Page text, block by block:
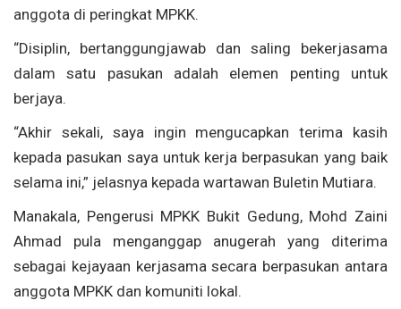
anggota di peringkat MPKK.
“Disiplin, bertanggungjawab dan saling bekerjasama
dalam satu pasukan adalah elemen penting untuk
berjaya.
“Akhir sekali, saya ingin mengucapkan terima kasih
kepada pasukan saya untuk kerja berpasukan yang baik
selama ini,” jelasnya kepada wartawan Buletin Mutiara.
Manakala, Pengerusi MPKK Bukit Gedung, Mohd Zaini
Ahmad pula menganggap anugerah yang diterima
sebagai kejayaan kerjasama secara berpasukan antara
anggota MPKK dan komuniti lokal.